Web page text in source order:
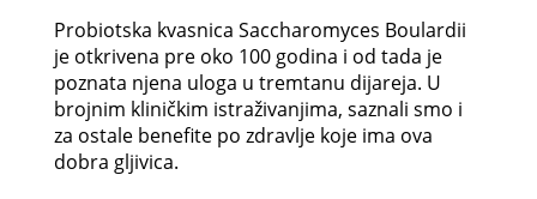
Probiotska kvasnica Saccharomyces Boulardii
je otkrivena pre oko 100 godina i od tada je
poznata njena uloga u tremtanu dijareja. U
brojnim kliničkim istraživanjima, saznali smo i
za ostale benefite po zdravlje koje ima ova
dobra gljivica.